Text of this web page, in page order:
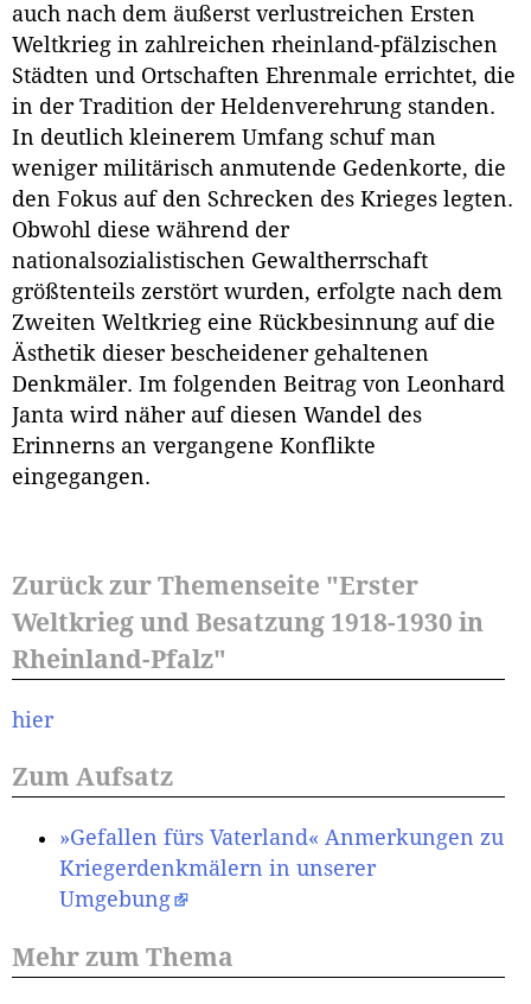
auch nach dem äußerst verlustreichen Ersten
Weltkrieg in zahlreichen rheinland-pfälzischen
Städten und Ortschaften Ehrenmale errichtet, die
in der Tradition der Heldenverehrung standen.
In deutlich kleinerem Umfang schuf man
weniger militärisch anmutende Gedenkorte, die
den Fokus auf den Schrecken des Krieges legten.
Obwohl diese während der
nationalsozialistischen Gewaltherrschaft
größtenteils zerstört wurden, erfolgte nach dem
Zweiten Weltkrieg eine Rückbesinnung auf die
Ästhetik dieser bescheidener gehaltenen
Denkmäler. Im folgenden Beitrag von Leonhard
Janta wird näher auf diesen Wandel des
Erinnerns an vergangene Konflikte
eingegangen.
Zurück zur Themenseite "Erster
Weltkrieg und Besatzung 1918-1930 in
Rheinland-Pfalz"
hier
Zum Aufsatz
»Gefallen fürs Vaterland« Anmerkungen zu
Kriegerdenkmälern in unserer
Umgebung
Mehr zum Thema